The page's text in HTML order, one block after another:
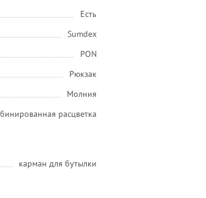
Есть
Sumdex
PON
Рюкзак
Молния
расцветка
карман для бутылки